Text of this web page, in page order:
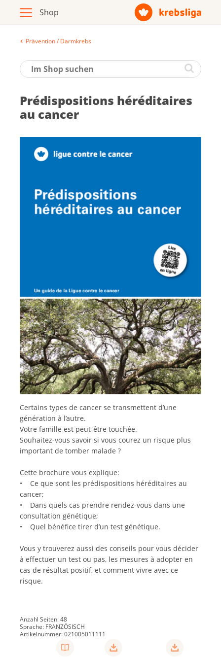
Broschüren / Infomaterial
Produkte
Zur Krebsliga-Webseite
Deutsch
Français
Prävention / Darmkrebs
Pré­dis­po­si­tions hé­ré­di­taires
au can­cer
Certains types de cancer se transmettent d’une
génération à l’autre.
Votre famille est peut-être touchée.
Souhaitez-vous savoir si vous courez un risque plus
important de tomber malade ?
Cette brochure vous explique:
• Ce que sont les prédispositions héréditaires au
cancer;
• Dans quels cas prendre rendez-vous dans une
consultation génétique;
• Quel bénéfice tirer d’un test génétique.
Vous y trouverez aussi des conseils pour vous décider
à effectuer un test ou pas, les mesures à adopter en
cas de résultat positif, et comment vivre avec ce
risque.
Anzahl Seiten: 48
Sprache: FRANZÖSISCH
Artikelnummer: 021005011111